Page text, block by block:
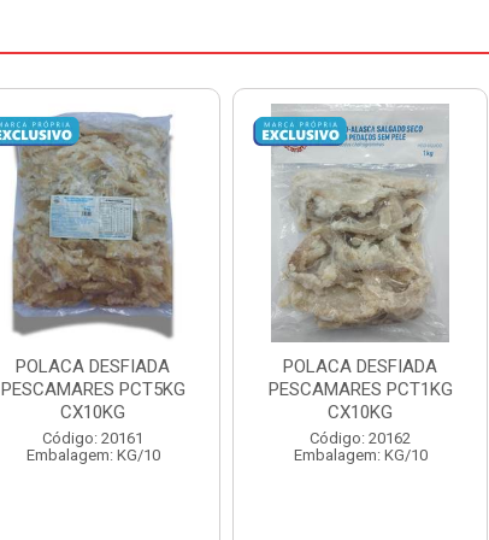
POLACA DESFIADA
PESCAMARES PCT1KG
CX10KG
Código: 20162
Embalagem: KG/10
POSTA CORVINA PACOTE
1KG PESCAMARES CX
15KG
Código: 22469
Embalagem: KG/15